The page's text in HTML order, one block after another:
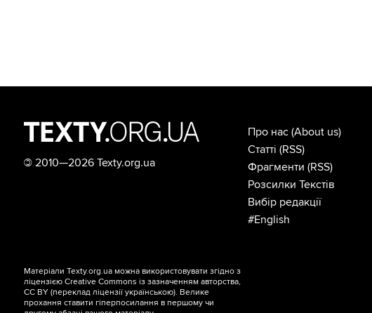
© 2010—2026 Texty.org.ua
Про нас (About us)
Статті (RSS)
Фрагменти (RSS)
Розсилки Текстів
Вибір редакції
#English
Матеріали Texty.org.ua можна використовувати згідно з
ліцензієюCreative Commons із зазначенням авторства,
CC BY (переклад ліцензіїукраїнською). Велике
прохання ставити гіперпосилання в першому чи